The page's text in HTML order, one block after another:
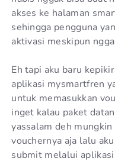
akses ke halaman
sehingga pengguna
aktivasi meskipun
Eh tapi aku baru
aplikasi mysmartfren
untuk memasukkan
inget kalau paket
yassalam deh
vouchernya aja lalu
submit melalui